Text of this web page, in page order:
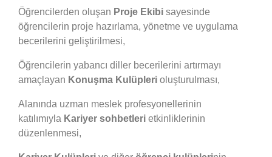
Öğrencilerden oluşan Proje Ekibi sayesinde
öğrencilerin proje hazırlama, yönetme ve uygulama
becerilerini geliştirilmesi,
Öğrencilerin yabancı diller becerilerini artırmayı
amaçlayan Konuşma Kulüpleri oluşturulması,
Alanında uzman meslek profesyonellerinin
katılımıyla Kariyer sohbetleri etkinliklerinin
düzenlenmesi,